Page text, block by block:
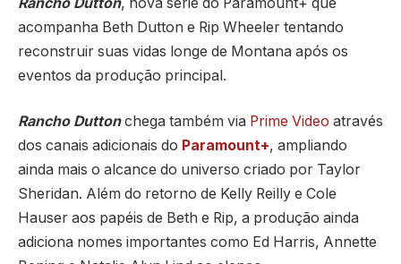
acompanha Beth Dutton e Rip Wheeler tentando
reconstruir suas vidas longe de Montana após os
eventos da produção principal.
Rancho Duttonchega também via Prime Video através
dos canais adicionais do Paramount+, ampliando
ainda mais o alcance do universo criado por Taylor
Sheridan. Além do retorno de Kelly Reilly e Cole
Hauser aos papéis de Beth e Rip, a produção ainda
adiciona nomes importantes como Ed Harris, Annette